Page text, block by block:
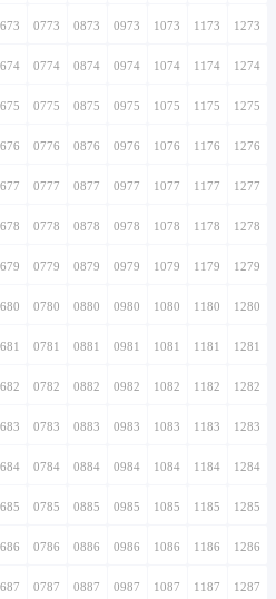
0773 0873 0973 1073 1173 1273
0774 0874 0974 1074 1174 1274
0775 0875 0975 1075 1175 1275
0776 0876 0976 1076 1176 1276
0777 0877 0977 1077 1177 1277
0778 0878 0978 1078 1178 1278
0779 0879 0979 1079 1179 1279
0780 0880 0980 1080 1180 1280
0781 0881 0981 1081 1181 1281
0782 0882 0982 1082 1182 1282
0783 0883 0983 1083 1183 1283
0784 0884 0984 1084 1184 1284
0785 0885 0985 1085 1185 1285
0786 0886 0986 1086 1186 1286
0787 0887 0987 1087 1187 1287